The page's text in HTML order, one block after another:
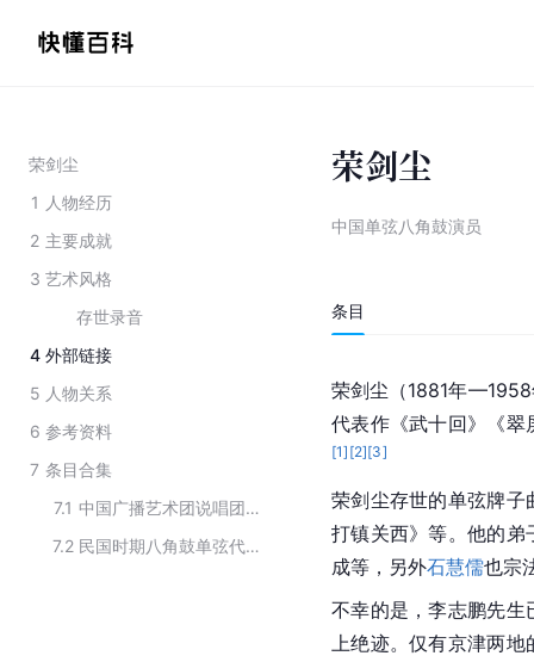
荣剑尘
1 人物经历
2 主要成就
3 艺术风格
存世录音
4 外部链接
5 人物关系
6 参考资料
7 条目合集
7.1
中国广播艺术团说唱团历代演员
7.2
民国时期八角鼓单弦代表人物
荣剑尘
中国单弦八角鼓演员
条目
荣剑尘（1881年
代表作《武十回》《翠
[1] [2][3]
荣剑尘存世的单弦牌
打镇关西》等。他的
成等，另外石慧儒也宗
不幸的是，李志鹏先生
上绝迹。仅有京津两